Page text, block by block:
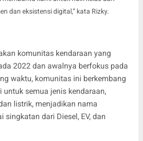
dan eksistensi digital,” kata Rizky.
komunitas kendaraan yang
2022 dan awalnya berfokus pada
waktu, komunitas ini berkembang
untuk semua jenis kendaraan,
listrik, menjadikan nama
singkatan dari Diesel, EV, dan